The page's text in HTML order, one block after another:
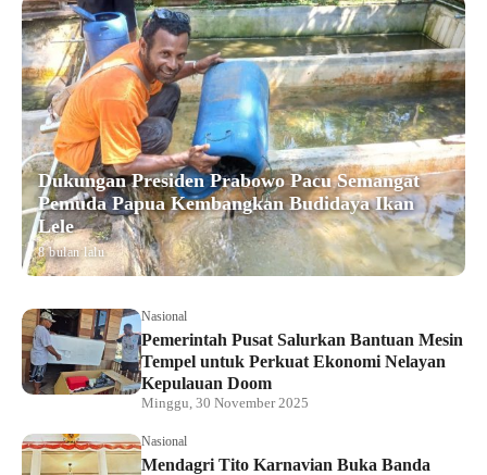
Dukungan Presiden Prabowo Pacu Semangat
Pemuda Papua Kembangkan Budidaya Ikan
Lele
8 bulan lalu
Nasional
Pemerintah Pusat Salurkan Bantuan Mesin
Tempel untuk Perkuat Ekonomi Nelayan
Kepulauan Doom
Minggu, 30 November 2025
Nasional
Mendagri Tito Karnavian Buka Banda